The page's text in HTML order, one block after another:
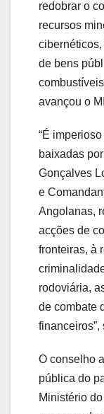
redobrar o
recursos
de bens
avançou o
“É
baixadas
Gonçalves
e
Angolanas,
acções de
fronteiras, à
rodoviária,
de combate
financeiros”,
O conselho
pública do
Ministério